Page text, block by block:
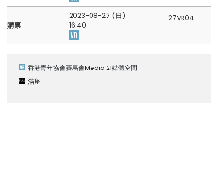
購票
2023-08-27 (日)
16:40
27VR04
香港青年協會賽馬會Media 21媒體空間
滿座